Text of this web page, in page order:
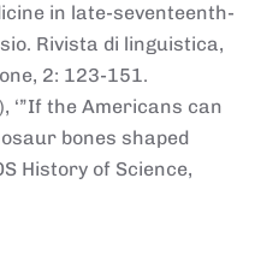
in late-seventeenth-
Rivista di linguistica,
2: 123-151.
‘”If the Americans can
bones shaped
History of Science,